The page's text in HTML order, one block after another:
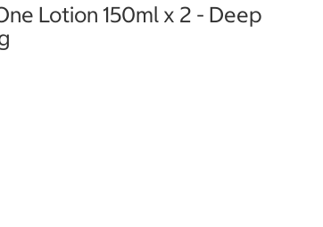
Lotion 150ml x 2 - Deep